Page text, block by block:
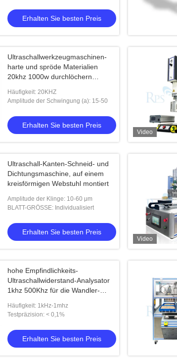
Erhalten Sie besten Preis
Ultraschallwerkzeugmaschinen-
harte und spröde Materialien
20khz 1000w durchlöchern
Häufigkeit: 20KHZ
Amplitude der Schwingung (a): 15-50
Erhalten Sie besten Preis
Video
Ultraschall-Kanten-Schneid- und
Dichtungsmaschine, auf einem
kreisförmigen Webstuhl montiert
Amplitude der Klinge: 10-60 μm
BLATT-GRÖSSE: Individualisiert
Erhalten Sie besten Preis
Video
hohe Empfindlichkeits-
Ultraschallwiderstand-Analysator
1khz 500Khz für die Wandler-
Häufigkeit: 1kHz-1mhz
Testpräzision: < 0,1%
Erhalten Sie besten Preis